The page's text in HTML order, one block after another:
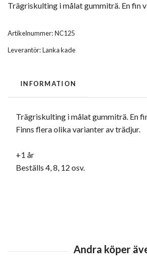
Trägriskulting i målat gummiträ. En fin
Artikelnummer:NC125
Leverantör:Lanka kade
INFORMATION
Trägriskulting i målat gummiträ. En
Finns flera olika varianter av trädjur.
+1 år
Beställs 4, 8, 12 osv.